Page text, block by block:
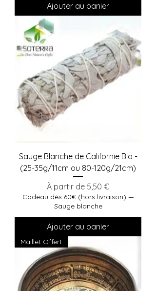
Ajouter au panier
Sauge Blanche de Californie Bio -
(25-35g/11cm ou 80-120g/21cm)
À partir de 5,50 €
Prix promotionnel
Cadeau dès 60€ (hors livraison) —
Sauge blanche
Ajouter au panier
Maillet Offert